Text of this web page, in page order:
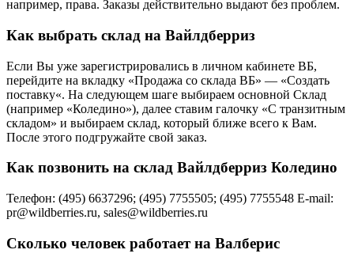
например, права. Заказы действительно выдают без проблем.
Как выбрать склад на Вайлдберриз
Если Вы уже зарегистрировались в личном кабинете ВБ,
перейдите на вкладку «Продажа со склада ВБ» — «Создать
поставку«. На следующем шаге выбираем основной Склад
(например «Коледино»), далее ставим галочку «С транзитным
складом» и выбираем склад, который ближе всего к Вам.
После этого подгружайте свой заказ.
Как позвонить на склад Вайлдберриз Коледино
Телефон: (495) 6637296; (495) 7755505; (495) 7755548 E-mail:
pr@wildberries.ru, sales@wildberries.ru
Сколько человек работает на Валберис